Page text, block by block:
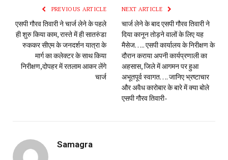
PREVIOUS ARTICLE
एसपी गौरव तिवारी ने चार्ज लेने के पहले
ही शुरु किया काम, रास्ते में ही सातरुंडा
रुककर सीएम के जनदर्शन यात्रा के
मार्ग का कलेक्टर के साथ किया
निरीक्षण,दोपहर में रतलाम आकर लेंगे
चार्ज
NEXT ARTICLE
चार्ज लेने के बाद एसपी गौरव तिवारी ने
दिया कानून तोड़ने वालों के लिए यह
मैसेज….. एसपी कार्यालय के निरीक्षण के
दौरान कराया अपनी कार्यप्रणाली का
अहसास, जिले में आगमन पर हुआ
अभूतपूर्व स्वागत…. जानिए भ्रष्टाचार
और अवैध कारोबार के बारे में क्या बोले
एसपी गौरव तिवारी-
Samagra